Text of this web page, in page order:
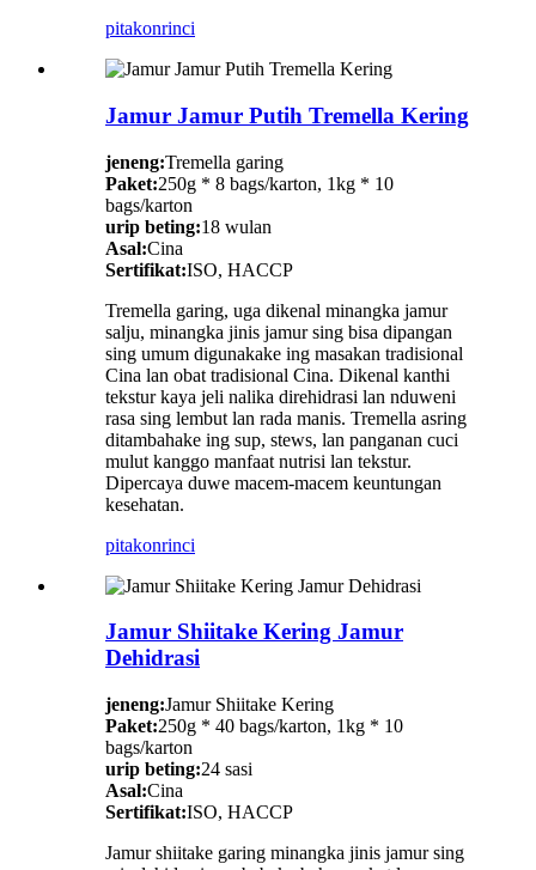
pitakonrinci
Jamur Jamur Putih Tremella Kering
jeneng:Tremella garing
Paket:250g * 8 bags/karton, 1kg * 10
bags/karton
urip beting:18 wulan
Asal:Cina
Sertifikat:ISO, HACCP
Tremella garing, uga dikenal minangka jamur
salju, minangka jinis jamur sing bisa dipangan
sing umum digunakake ing masakan tradisional
Cina lan obat tradisional Cina. Dikenal kanthi
tekstur kaya jeli nalika direhidrasi lan nduweni
rasa sing lembut lan rada manis. Tremella asring
ditambahake ing sup, stews, lan panganan cuci
mulut kanggo manfaat nutrisi lan tekstur.
Dipercaya duwe macem-macem keuntungan
kesehatan.
pitakonrinci
Jamur Shiitake Kering Jamur
Dehidrasi
jeneng:Jamur Shiitake Kering
Paket:250g * 40 bags/karton, 1kg * 10
bags/karton
urip beting:24 sasi
Asal:Cina
Sertifikat:ISO, HACCP
Jamur shiitake garing minangka jinis jamur sing